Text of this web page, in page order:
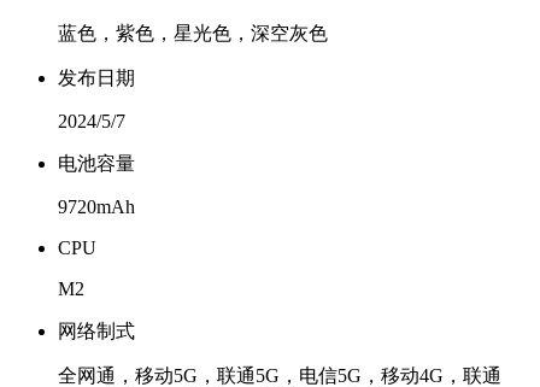
蓝色，紫色，星光色，深空灰色
发布日期
2024/5/7
电池容量
9720mAh
CPU
M2
网络制式
全网通，移动5G，联通5G，电信5G，移动4G，联通